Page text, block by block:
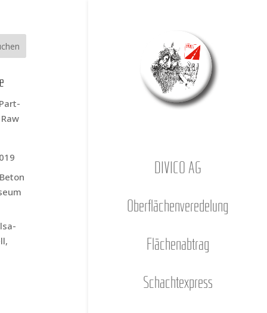
DIVICO AG
Ober­flä­chen­ver­ede­lung
Flä­chen­ab­trag
Schacht­ex­press
Part­